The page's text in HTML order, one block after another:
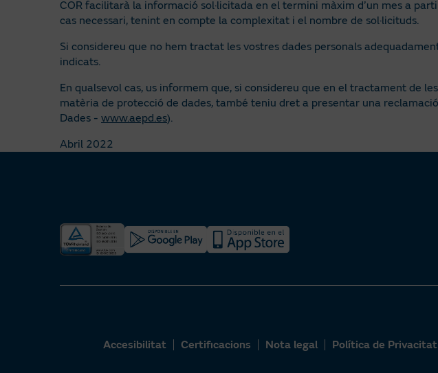
COR facilitarà la informació sol·licitada en el termini màxim d’un mes a
cas necessari, tenint en compte la complexitat i el nombre de sol·licituds.
Si considereu que no hem tractat les vostres dades personals
indicats.
En qualsevol cas, us informem que, si considereu que en el tractament de
matèria de protecció de dades, també teniu dret a presentar una
Dades - www.aepd.es).
Abril 2022
Accesibilitat Certificacions Nota legal Política de Privacitat